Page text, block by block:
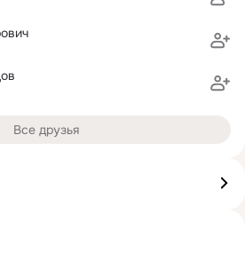
Все друзья